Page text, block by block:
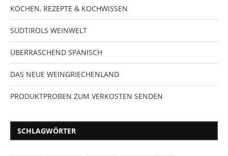
KOCHEN, REZEPTE & KOCHWISSEN
SÜDTIROLS WEINWELT
ÜBERRASCHEND SPANISCH
DAS NEUE WEINGRIECHENLAND
PRODUKTPROBEN ZUM VERKOSTEN SENDEN
SCHLAGWÖRTER